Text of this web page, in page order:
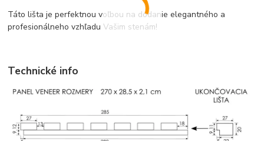
Táto lišta je perfektnou voľbou na dodanie elegantného a
profesionálneho vzhľadu Vašim stenám!
Technické info